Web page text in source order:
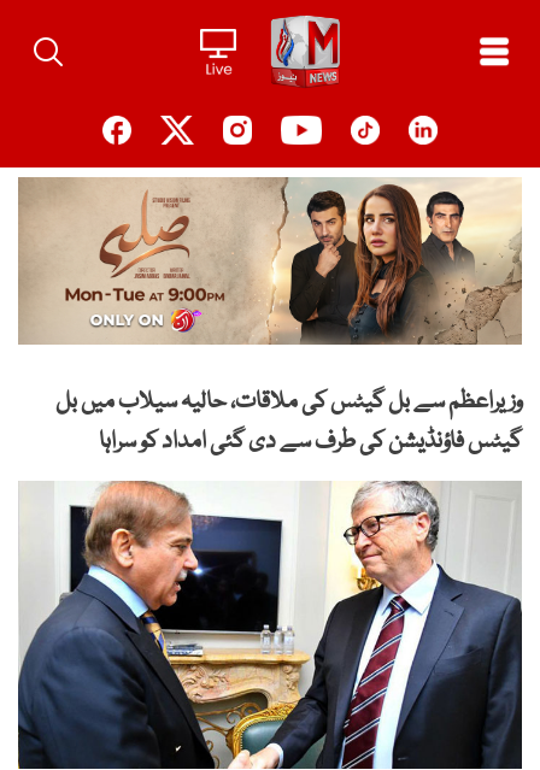
content
وزیراعظم سے بل گیٹس کی ملاقات، حالیہ سیلاب میں بل
گیٹس فاؤنڈیشن کی طرف سے دی گئی امداد کو سراہا